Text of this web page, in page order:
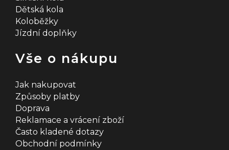
Dětská kola
Koloběžky
Jízdní doplňky
Vše o nákupu
Jak nakupovat
Způsoby platby
Doprava
Reklamace a vrácení zboží
Často kladené dotazy
Obchodní podmínky